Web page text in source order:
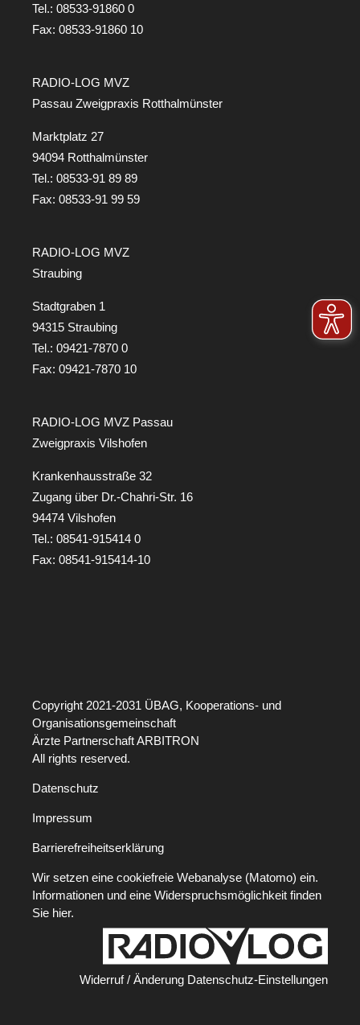
Tel.: 08533-91860 0
Fax: 08533-91860 10
RADIO-LOG MVZ
Passau Zweigpraxis Rotthalmünster
Marktplatz 27
94094 Rotthalmünster
Tel.: 08533-91 89 89
Fax: 08533-91 99 59
RADIO-LOG MVZ
Straubing
Stadtgraben 1
94315 Straubing
Tel.: 09421-7870 0
Fax: 09421-7870 10
RADIO-LOG MVZ Passau
Zweigpraxis Vilshofen
Krankenhausstraße 32
Zugang über Dr.-Chahri-Str. 16
94474 Vilshofen
Tel.: 08541-915414 0
Fax: 08541-915414-10
Copyright 2021-2031 ÜBAG, Kooperations- und
Organisationsgemeinschaft
Ärzte Partnerschaft ARBITRON
All rights reserved.
Datenschutz
Impressum
Barrierefreiheitserklärung
Wir setzen eine cookiefreie Webanalyse (Matomo) ein.
Informationen und eine Widerspruchsmöglichkeit finden
Sie hier.
Widerruf / Änderung Datenschutz-Einstellungen